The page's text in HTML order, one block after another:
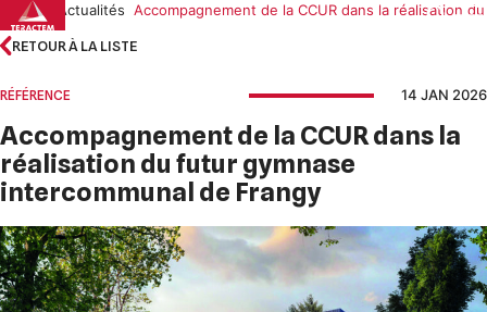
Skip
to
content
Accueil Actualités Accompagnement de la CCUR dans la réalisation
RETOUR À LA LISTE
RÉFÉRENCE 14 JAN 2026
Accompagnement de la CCUR dans la
réalisation du futur gymnase
intercommunal de Frangy